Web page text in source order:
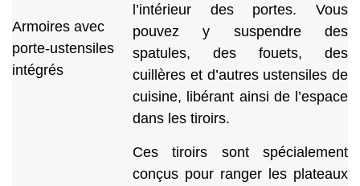
Armoires avec
porte-ustensiles
intégrés
l’intérieur des portes. Vous
pouvez y suspendre des
spatules, des fouets, des
cuillères et d’autres ustensiles de
cuisine, libérant ainsi de l’espace
dans les tiroirs.
Ces tiroirs sont spécialement
conçus pour ranger les plateaux